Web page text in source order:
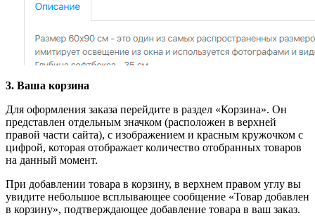
3. Ваша корзина
Для оформления заказа перейдите в раздел «Корзина». Он
представлен отдельным значком (расположен в верхней
правой части сайта), с изображением и красным кружочком с
цифрой, которая отображает количество отобранных товаров
на данный момент.
При добавлении товара в корзину, в верхнем правом углу вы
увидите небольшое всплывающее сообщение «Товар добавлен
в корзину», подтверждающее добавление товара в ваш заказ.